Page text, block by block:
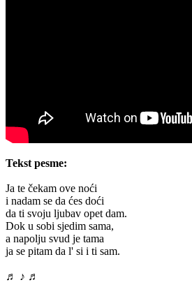
Tekst pesme:
Ja te čekam ove noći
i nadam se da ćes doći
da ti svoju ljubav opet dam.
Dok u sobi sjedim sama,
a napolju svud je tama
ja se pitam da l' si i ti sam.
♬ ♪ ♬